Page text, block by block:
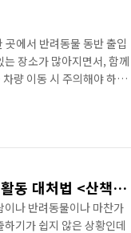
에서 반려동물 동반 출입
장소가 많아지면서, 함께
량 이동 시 주의해야 하는
일쑤죠. 반려견 드라이
움직이고, 빠르게 지나가는
반려동물 탐구생활 코로나19로 줄어든 반려동물 야외 활동 대처법 <산책만이 답은 아니지멍!>
이나 반려동물이나 마찬가
기가 쉽지 않은 상황인데